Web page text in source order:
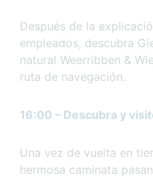
Después de la
empleados, descubra
natural Weerribben &
ruta de navegación.
16:00 – Descubra y
Una vez de vuelta en
hermosa caminata